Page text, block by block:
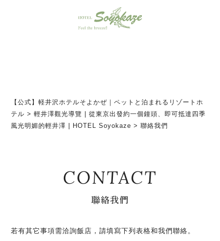
【公式】軽井沢ホテルそよかぜ｜ペットと泊まれるリゾートホ
テル >輕井澤觀光導覽 | 從東京出發約一個鐘頭、即可抵達四季
風光明媚的輕井澤 | HOTEL Soyokaze >聯絡我們
CONTACT
聯絡我們
若有其它事項需洽詢飯店，請填寫下列表格和我們聯絡。